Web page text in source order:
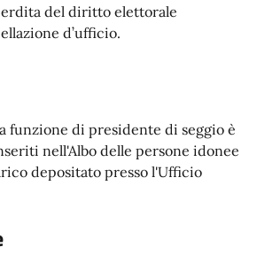
del diritto elettorale
d’ufficio.
funzione di presidente di seggio è
nell'Albo delle persone idonee
depositato presso l'Ufficio